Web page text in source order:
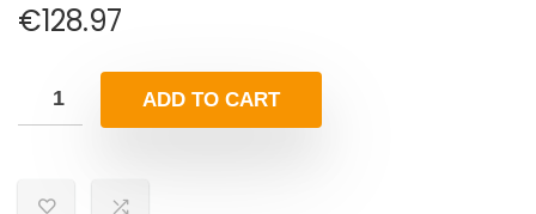
€128.97
ADD TO CART